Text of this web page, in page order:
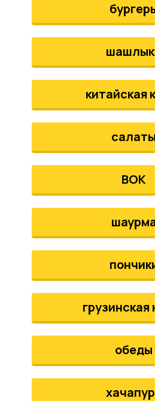
китайская
салаты
ВОК
грузинская
обеды